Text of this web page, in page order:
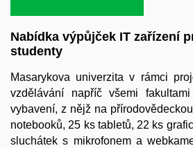
Nabídka výpůjček IT zařízení
studenty
Masarykova univerzita v rámci
vzdělávání napříč všemi
vybavení, z nějž na
notebooků, 25 ks tabletů, 22 ks
sluchátek s mikrofonem a